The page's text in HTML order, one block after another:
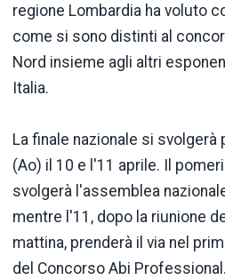
regione Lombardia ha voluto
come si sono distinti al
Nord insieme agli altri
Italia.
La finale nazionale si
(Ao) il 10 e l'11 aprile. Il
svolgerà l'assemblea
mentre l'11, dopo la riunione
mattina, prenderà il via nel
del Concorso Abi